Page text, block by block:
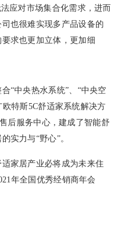
应对市场集合化需求，进而
也很难实现多产品设备的
求也更加立体，更加细
“中央热水系统”、“中央空
特斯5C舒适家系统解决方
后服务中心，建成了智能舒
实力与“野心”。
家居产业必将成为未来住
年全国优秀经销商年会